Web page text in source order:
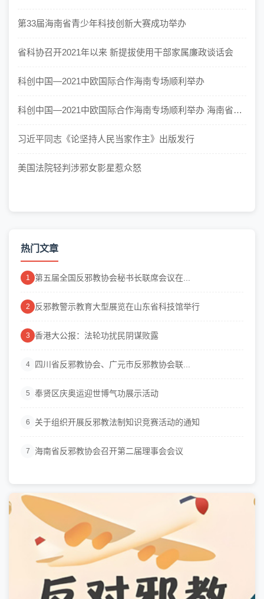
第33届海南省青少年科技创新大赛成功举办
省科协召开2021年以来 新提拔使用干部家属廉政谈话会
科创中国—2021中欧国际合作海南专场顺利举办
科创中国—2021中欧国际合作海南专场顺利举办 海南省科
习近平同志《论坚持人民当家作主》出版发行
美国法院轻判涉邪女影星惹众怒
热门文章
1 第五届全国反邪教协会秘书长联席会议在...
2 反邪教警示教育大型展览在山东省科技馆举行
3 香港大公报：法轮功扰民阴谋败露
4 四川省反邪教协会、广元市反邪教协会联...
5 奉贤区庆奥运迎世博气功展示活动
6 关于组织开展反邪教法制知识竞赛活动的通知
7 海南省反邪教协会召开第二届理事会会议